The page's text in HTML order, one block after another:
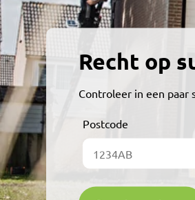
Recht op
Controleer in een paar
Postcode